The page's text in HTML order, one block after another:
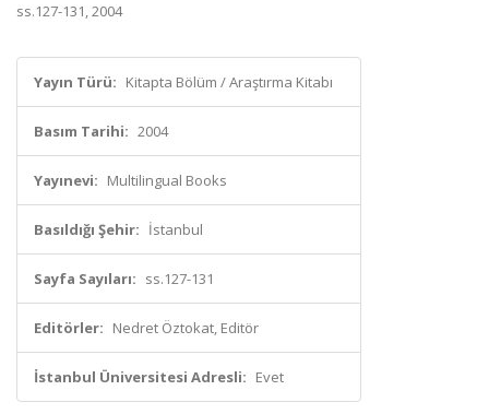
ss.127-131, 2004
Yayın Türü: Kitapta Bölüm / Araştırma Kitabı
Basım Tarihi: 2004
Yayınevi: Multilingual Books
Basıldığı Şehir: İstanbul
Sayfa Sayıları: ss.127-131
Editörler: Nedret Öztokat, Editör
İstanbul Üniversitesi Adresli: Evet